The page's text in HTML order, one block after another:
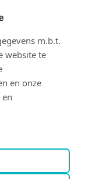
jou in de
m.b.t.
website te
en onze